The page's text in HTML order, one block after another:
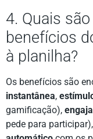
4. Quais
benefícios
à planilha?
Os benefícios são
instantânea,
gamificação),
pede para participar),